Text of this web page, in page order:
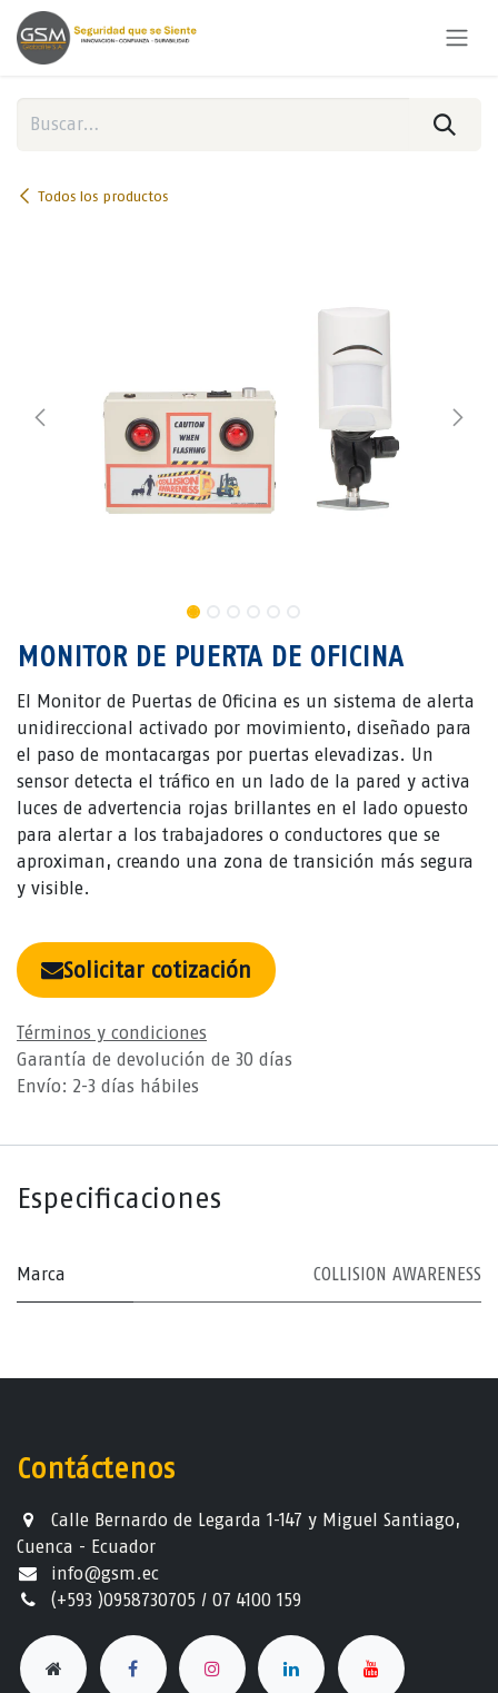
Ir al contenido
Todos los productos
MONITOR DE PUERTA DE OFICINA
El Monitor de Puertas de Oficina es un sistema de alerta
unidireccional activado por movimiento, diseñado para
el paso de montacargas por puertas elevadizas. Un
sensor detecta el tráfico en un lado de la pared y activa
luces de advertencia rojas brillantes en el lado opuesto
para alertar a los trabajadores o conductores que se
aproximan, creando una zona de transición más segura
y visible.
Solicitar cotización
Términos y condiciones
Garantía de devolución de 30 días
Envío: 2-3 días hábiles
Especificaciones
Marca COLLISION AWARENESS
Contáctenos
Calle Bernardo de Legarda 1-147 y Miguel Santiago,
Cuenca - Ecuador
info@gsm.ec​
(+593 )0958730705 / 07 4100 159